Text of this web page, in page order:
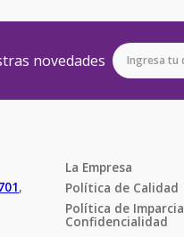
novedades
,
La Empresa
Política de Calidad
Política de
Confidencialidad